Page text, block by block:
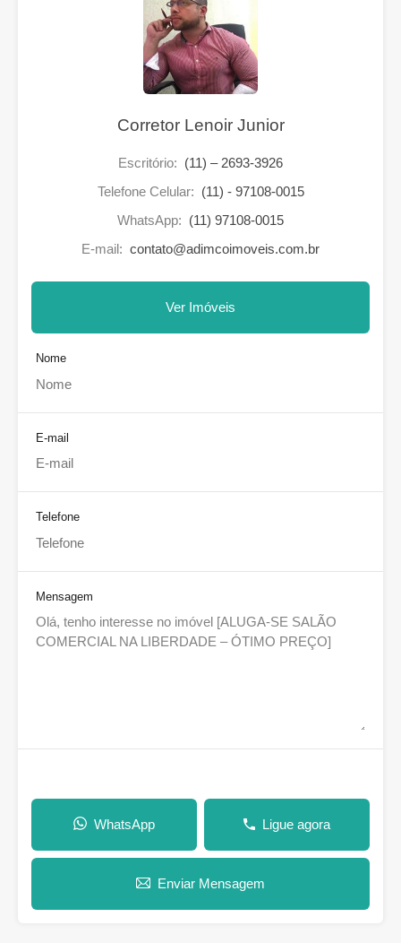
Corretor Lenoir Junior
Escritório: (11) – 2693-3926
Telefone Celular: (11) - 97108-0015
WhatsApp: (11) 97108-0015
E-mail: contato@adimcoimoveis.com.br
Ver Imóveis
Nome
E-mail
Telefone
Mensagem
WhatsApp Ligue agora
Enviar Mensagem